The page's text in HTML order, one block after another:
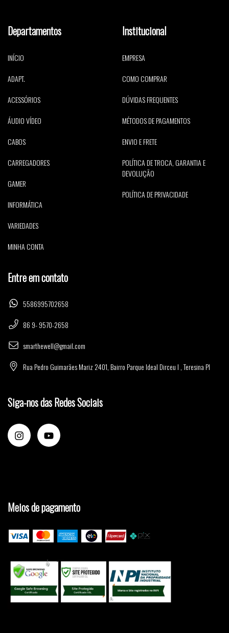
Departamentos
INÍCIO
ADAPT.
ACESSÓRIOS
ÁUDIO VÍDEO
CABOS
CARREGADORES
GAMER
INFORMÁTICA
VARIEDADES
MINHA CONTA
Institucional
EMPRESA
COMO COMPRAR
DÚVIDAS FREQUENTES
MÉTODOS DE PAGAMENTOS
ENVIO E FRETE
POLÍTICA DE TROCA, GARANTIA E
DEVOLUÇÃO
POLÍTICA DE PRIVACIDADE
Entre em contato
5586995702658
86 9- 9570-2658
smarthewell@gmail.com
Rua Pedro Guimarães Mariz 2401, Bairro Parque Ideal Dirceu I , Teresina PI
Siga-nos das Redes Sociais
Meios de pagamento